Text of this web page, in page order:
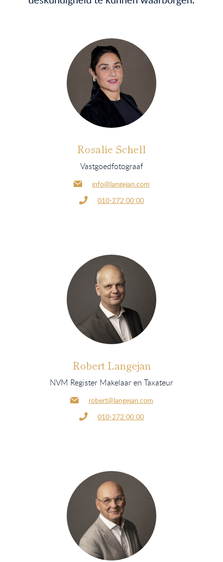
Rosalie Schell
Vastgoedfotograaf
info@langejan.com
010-272 00 00
Robert Langejan
NVM Register Makelaar en Taxateur
robert@langejan.com
010-272 00 00